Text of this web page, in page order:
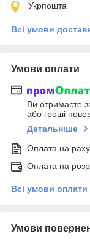
Укрпошта
Всі умови
Умови оплати
Ви отримаєте
або гроші
Детальніше
Оплата на
Оплата на
Всі умови оплати
Умови